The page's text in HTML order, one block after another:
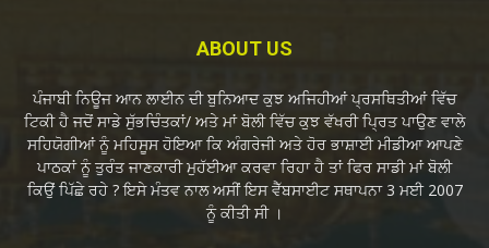
ABOUT US
ਪੰਜਾਬੀ ਨਿਊਜ ਆਨ ਲਾਈਨ ਦੀ ਬੁਨਿਆਦ ਕੁਝ ਅਜਿਹੀਆਂ ਪ੍ਰਸਥਿਤੀਆਂ ਵਿੱਚ
ਟਿਕੀ ਹੈ ਜਦੋਂ ਸਾਡੇ ਸੁੱਭਚਿੰਤਕਾਂ/ ਅਤੇ ਮਾਂ ਬੋਲੀ ਵਿੱਚ ਕੁਝ ਵੱਖਰੀ ਪ੍ਰਿਤ ਪਾਉਣ ਵਾਲੇ
ਸਹਿਯੋਗੀਆਂ ਨੂੰ ਮਹਿਸੂਸ ਹੋਇਆ ਕਿ ਅੰਗਰੇਜੀ ਅਤੇ ਹੋਰ ਭਾਸ਼ਾਈ ਮੀਡੀਆ ਆਪਣੇ
ਪਾਠਕਾਂ ਨੂੰ ਤੁਰੰਤ ਜਾਣਕਾਰੀ ਮੁਹੱਈਆ ਕਰਵਾ ਰਿਹਾ ਹੈ ਤਾਂ ਫਿਰ ਸਾਡੀ ਮਾਂ ਬੋਲੀ
ਕਿਉਂ ਪਿੱਛੇ ਰਹੇ ? ਇਸੇ ਮੰਤਵ ਨਾਲ ਅਸੀਂ ਇਸ ਵੈੱਬਸਾਈਟ ਸਥਾਪਨਾ 3 ਮਈ 2007
ਨੂੰ ਕੀਤੀ ਸੀ ।